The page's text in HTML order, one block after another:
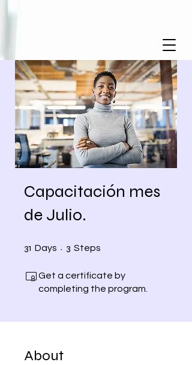
Capacitación mes
de Julio.
31 Days 31 Days
3 Steps
Get a certificate by
completing the program.
About